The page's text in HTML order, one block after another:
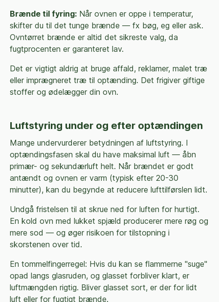
Brænde til fyring: Når ovnen er oppe i temperatur,
skifter du til det tunge brænde — fx bøg, eg eller ask.
Ovntørret brænde er altid det sikreste valg, da
fugtprocenten er garanteret lav.
Det er vigtigt aldrig at bruge affald, reklamer, malet træ
eller imprægneret træ til optænding. Det frigiver giftige
stoffer og ødelægger din ovn.
Luftstyring under og efter optændingen
Mange undervurderer betydningen af luftstyring. I
optændingsfasen skal du have maksimal luft — åbn
primær- og sekundærluft helt. Når brændet er godt
antændt og ovnen er varm (typisk efter 20-30
minutter), kan du begynde at reducere lufttilførslen lidt.
Undgå fristelsen til at skrue ned for luften for hurtigt.
En kold ovn med lukket spjæld producerer mere røg og
mere sod — og øger risikoen for tilstopning i
skorstenen over tid.
En tommelfingerregel: Hvis du kan se flammerne "suge"
opad langs glasruden, og glasset forbliver klart, er
luftmængden rigtig. Bliver glasset sort, er der for lidt
luft eller for fugtigt brænde.